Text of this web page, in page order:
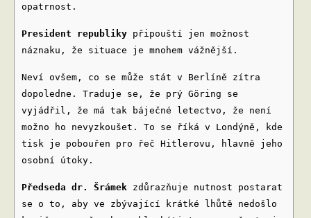
opatrnost.
President republiky připouští jen možnost
náznaku, že situace je mnohem vážnější.
Neví ovšem, co se může stát v Berlíně zítra
dopoledne. Traduje se, že prý Göring se
vyjádřil, že má tak báječné letectvo, že není
možno ho nevyzkoušet. To se říká v Londýně, kde
tisk je pobouřen pro řeč Hitlerovu, hlavně jeho
osobní útoky.
Předseda dr. Šrámek zdůrazňuje nutnost postarat
se o to, aby ve zbývající krátké lhůtě nedošlo